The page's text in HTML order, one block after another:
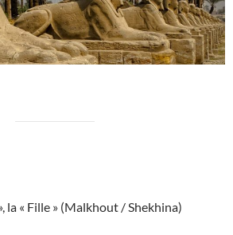
la « Fille » (Malkhout / Shekhina)